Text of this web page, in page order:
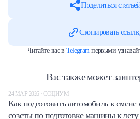
Поделиться статьей
Скопировать
Читайте нас вTelegramпервыми
Вас также может
24 МАР 2026 · СОЦИУМ
Как подготовить автомобиль к смене
советы по подготовке машины к лету